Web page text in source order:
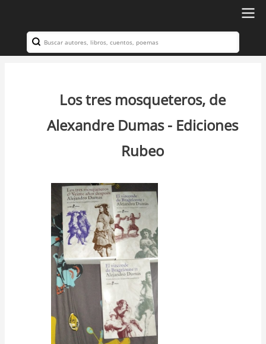
contenido
principal
Navegación
Search
Los tres mosqueteros, de
Alexandre Dumas - Ediciones
Rubeo